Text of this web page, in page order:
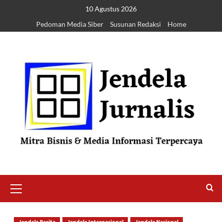
10 Agustus 2026
Pedoman Media Siber
Susunan Redaksi Home